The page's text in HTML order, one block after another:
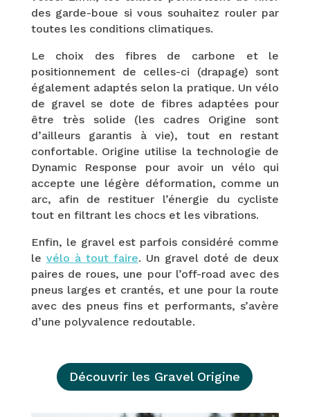
des garde-boue si vous souhaitez rouler par
toutes les conditions climatiques.
Le choix des fibres de carbone et le
positionnement de celles-ci (drapage) sont
également adaptés selon la pratique. Un vélo
de gravel se dote de fibres adaptées pour
être très solide (les cadres Origine sont
d’ailleurs garantis à vie), tout en restant
confortable. Origine utilise la technologie de
Dynamic Response pour avoir un vélo qui
accepte une légère déformation, comme un
arc, afin de restituer l’énergie du cycliste
tout en filtrant les chocs et les vibrations.
Enfin, le gravel est parfois considéré comme
le vélo à tout faire. Un gravel doté de deux
paires de roues, une pour l’off-road avec des
pneus larges et crantés, et une pour la route
avec des pneus fins et performants, s’avère
d’une polyvalence redoutable.
Découvrir les Gravel Origine